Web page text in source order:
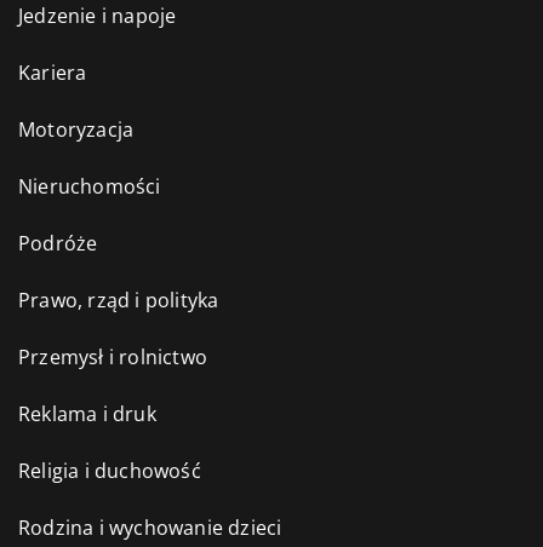
Jedzenie i napoje
Kariera
Motoryzacja
Nieruchomości
Podróże
Prawo, rząd i polityka
Przemysł i rolnictwo
Reklama i druk
Religia i duchowość
Rodzina i wychowanie dzieci